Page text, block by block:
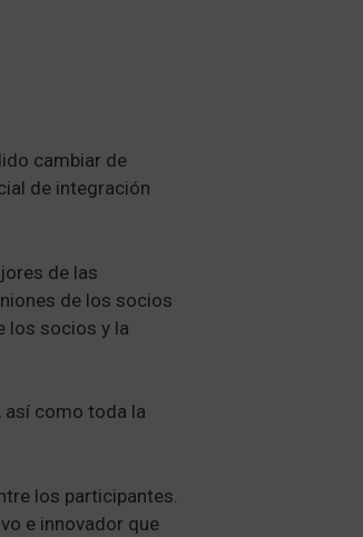
cambiar de
de integración
de las
de los socios
los socios y la
así como toda la
los participantes.
e innovador que